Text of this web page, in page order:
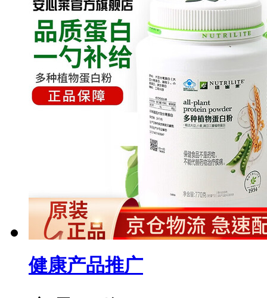
健康产品推广